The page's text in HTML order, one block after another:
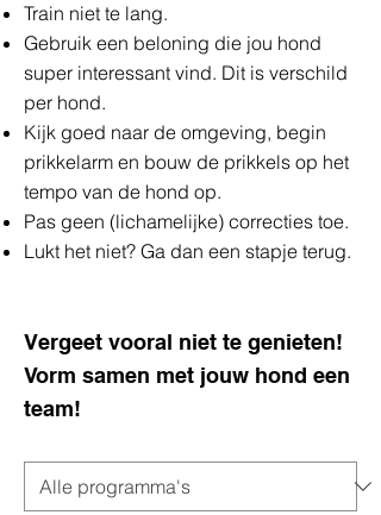
Train niet te lang.
Gebruik een beloning die jou hond
super interessant vind. Dit is verschild
per hond.
Kijk goed naar de omgeving, begin
prikkelarm en bouw de prikkels op het
tempo van de hond op.
Pas geen (lichamelijke) correcties toe.
Lukt het niet? Ga dan een stapje terug.
Vergeet vooral niet te genieten!
Vorm samen met jouw hond een
team!